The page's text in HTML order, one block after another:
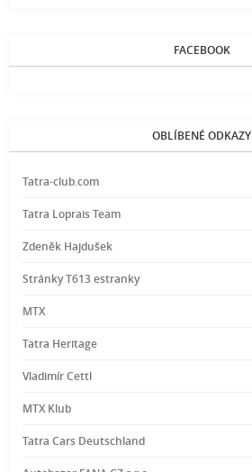
FACEBOOK
OBLÍBENÉ ODKAZY
Tatra-club.com
Tatra Loprais Team
Zdeněk Hajdušek
Stránky T613 estranky
MTX
Tatra Heritage
Vladimír Cettl
MTX Klub
Tatra Cars Deutschland